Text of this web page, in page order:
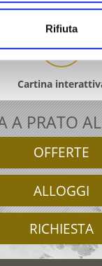
Rifiuta
Cartina
A PRATO
OFFERTE
ALLOGGI
RICHIESTA